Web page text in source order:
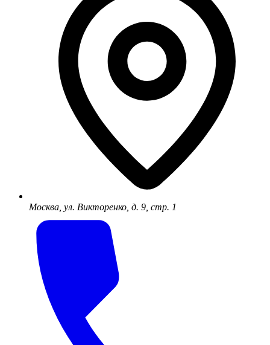
Москва, ул. Викторенко, д. 9, стр. 1